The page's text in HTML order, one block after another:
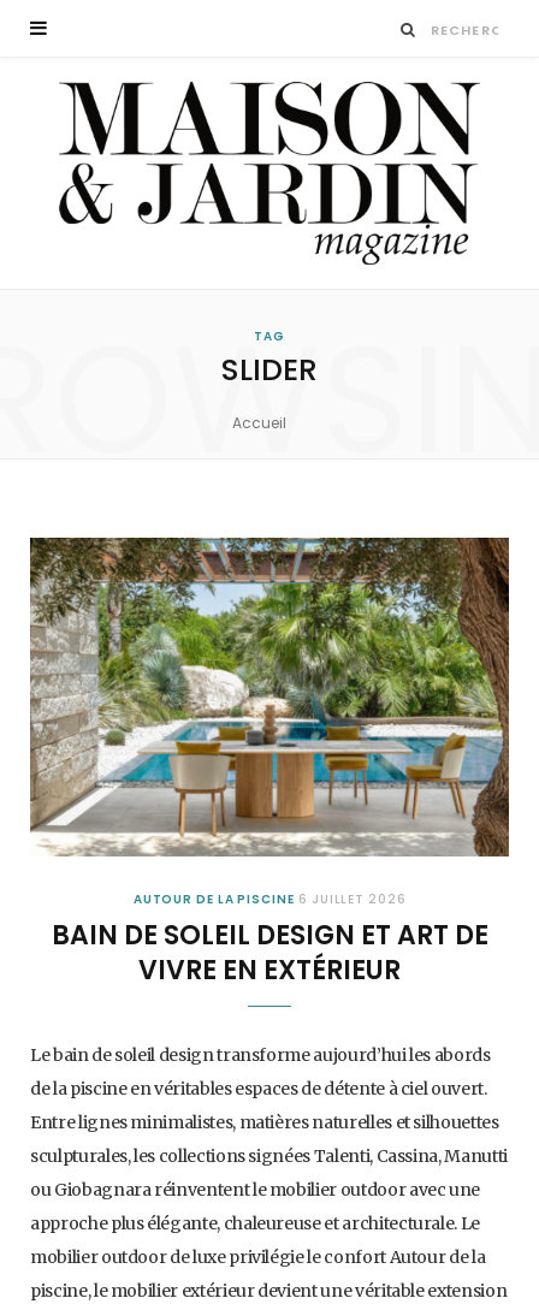
TAG
SLIDER
Accueil
AUTOUR DE LA PISCINE 6 JUILLET 2026
BAIN DE SOLEIL DESIGN ET ART DE
VIVRE EN EXTÉRIEUR
Le bain de soleil design transforme aujourd’hui les abords
de la piscine en véritables espaces de détente à ciel ouvert.
Entre lignes minimalistes, matières naturelles et silhouettes
sculpturales, les collections signées Talenti, Cassina, Manutti
ou Giobagnara réinventent le mobilier outdoor avec une
approche plus élégante, chaleureuse et architecturale. Le
mobilier outdoor de luxe privilégie le confort Autour de la
piscine, le mobilier extérieur devient une véritable extension